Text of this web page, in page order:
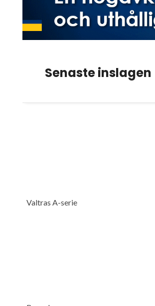
Senaste inslagen
Valtras A-serie